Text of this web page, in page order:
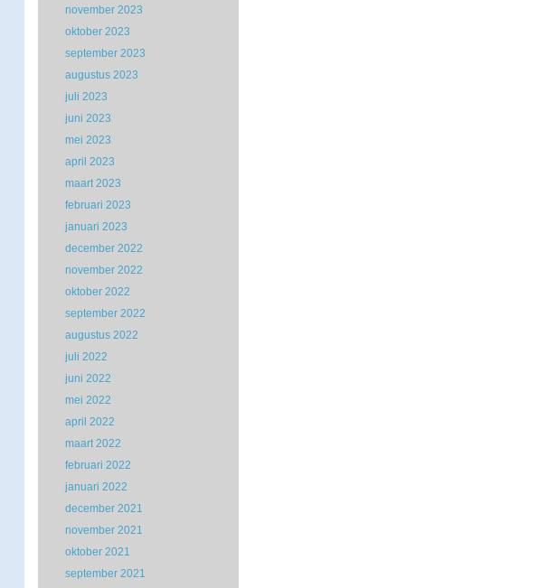
november 2023
oktober 2023
september 2023
augustus 2023
juli 2023
juni 2023
mei 2023
april 2023
maart 2023
februari 2023
januari 2023
december 2022
november 2022
oktober 2022
september 2022
augustus 2022
juli 2022
juni 2022
mei 2022
april 2022
maart 2022
februari 2022
januari 2022
december 2021
november 2021
oktober 2021
september 2021